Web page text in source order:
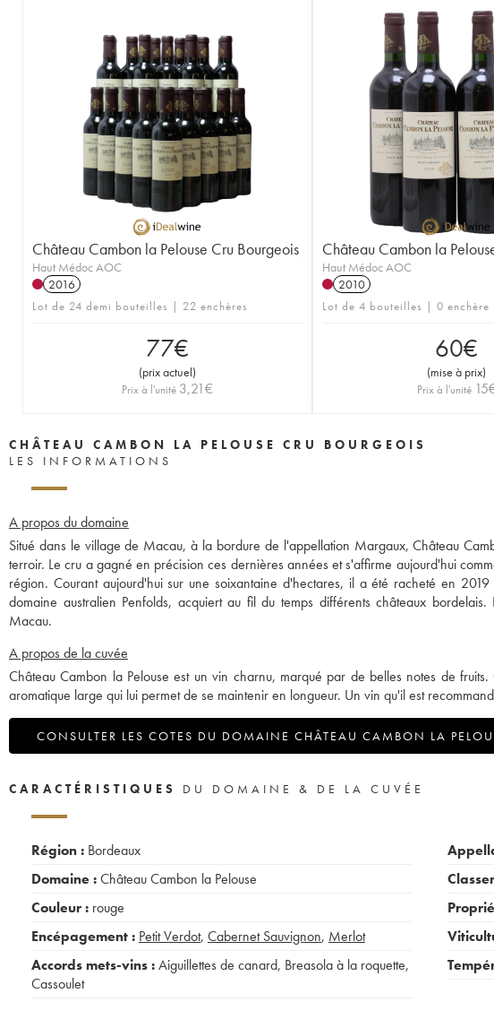
Château Cambon la Pelouse Cru Bourgeois
Haut Médoc AOC
2016
Lot de 24 demi bouteilles | 22 enchères
77€
(prix actuel)
Prix à l'unité 3,21€
Château Cambon la
Haut Médoc AOC
2010
Lot de 4 bouteilles | 0 enchère
60€
(mise à prix)
Prix à l'unité 15
CHÂTEAU CAMBON LA PELOUSE CRU BOURGEOIS
LES INFORMATIONS
A propos du domaine
Situé dans le village de Macau, à la bordure de l'appellation Margaux, Château
terroir. Le cru a gagné en précision ces dernières années et s'affirme aujourd'hui
région. Courant aujourd'hui sur une soixantaine d'hectares, il a été racheté en
domaine australien Penfolds, acquiert au fil du temps différents châteaux
Macau.
A propos de la cuvée
Château Cambon la Pelouse est un vin charnu, marqué par de belles notes de
aromatique large qui lui permet de se maintenir en longueur. Un vin qu'il est
CONSULTER LES COTES DU DOMAINE CHÂTEAU CAMBON LA
CARACTÉRISTIQUES DU DOMAINE & DE LA CUVÉE
Région : Bordeaux
Domaine :Château Cambon la Pelouse
Couleur : rouge
Encépagement : Petit Verdot, Cabernet Sauvignon, Merlot
Accords mets-vins :Aiguillettes de canard, Breasola à la roquette,
Cassoulet